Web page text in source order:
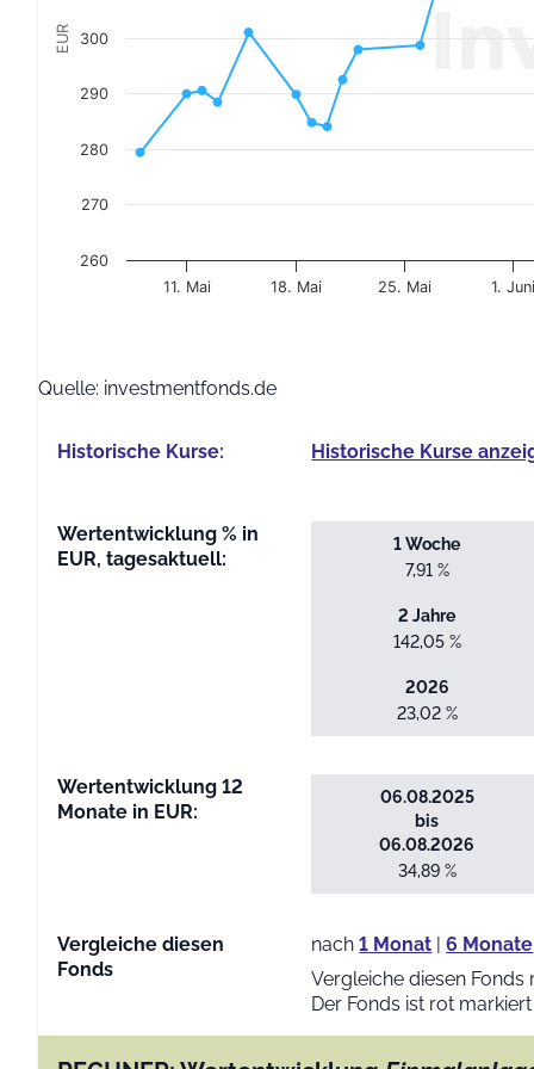
EUR
18. Mai 1. Juni
11. Mai 25. Mai
260
270
280
290
300
Quelle: investmentfonds.de
Historische Kurse: Historische Kurse
Wertentwicklung % in
EUR, tagesaktuell:
1 Woche
7,91 %
2 Jahre
142,05 %
2026
23,02 %
Wertentwicklung 12
Monate in EUR:
06.08.2025
bis
06.08.2026
34,89 %
Vergleiche diesen
Fonds
nach1 Monat |6 Monate
Vergleiche diesen
Der Fonds ist rot